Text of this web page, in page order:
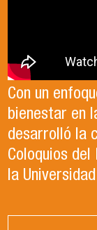
Con un
bienestar en
desarrolló la
Coloquios
la